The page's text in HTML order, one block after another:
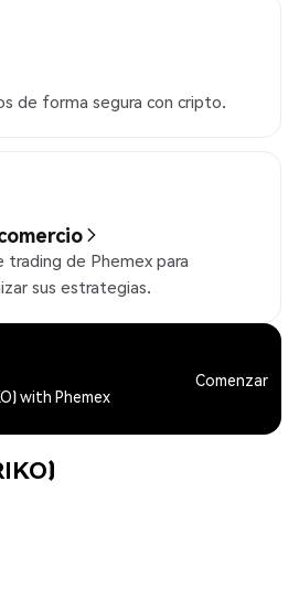
de forma segura con cripto.
trading de Phemex para
sus estrategias.
with Phemex
Comenzar